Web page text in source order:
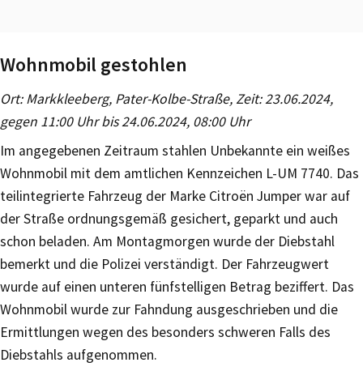
Wohnmobil gestohlen
Ort: Markkleeberg, Pater-Kolbe-Straße, Zeit: 23.06.2024,
gegen 11:00 Uhr bis 24.06.2024, 08:00 Uhr
Im angegebenen Zeitraum stahlen Unbekannte ein weißes
Wohnmobil mit dem amtlichen Kennzeichen L-UM 7740. Das
teilintegrierte Fahrzeug der Marke Citroën Jumper war auf
der Straße ordnungsgemäß gesichert, geparkt und auch
schon beladen. Am Montagmorgen wurde der Diebstahl
bemerkt und die Polizei verständigt. Der Fahrzeugwert
wurde auf einen unteren fünfstelligen Betrag beziffert. Das
Wohnmobil wurde zur Fahndung ausgeschrieben und die
Ermittlungen wegen des besonders schweren Falls des
Diebstahls aufgenommen.